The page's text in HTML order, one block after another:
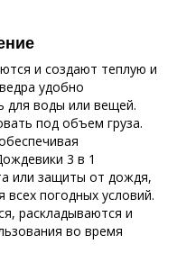
и создают теплую и
удобно
для воды или вещей.
под объем груза.
3 в 1
или защиты от дождя,
погодных условий.
раскладываются и
во время